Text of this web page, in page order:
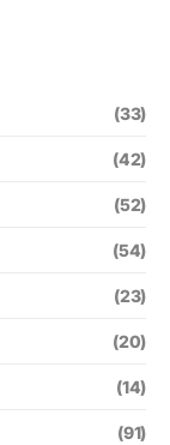
(33)
(42)
(52)
(54)
(23)
(20)
(14)
(91)